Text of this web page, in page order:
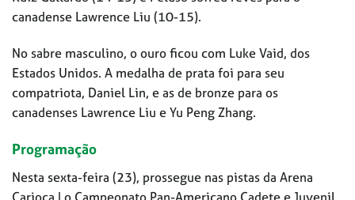
canadense Lawrence Liu (10-15).
No sabre masculino, o ouro ficou com Luke Vaid, dos
Estados Unidos. A medalha de prata foi para seu
compatriota, Daniel Lin, e as de bronze para os
canadenses Lawrence Liu e Yu Peng Zhang.
Programação
Nesta sexta-feira (23), prossegue nas pistas da Arena